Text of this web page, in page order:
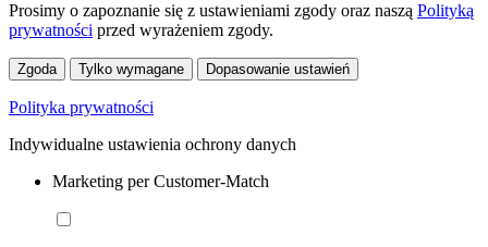
Prosimy o zapoznanie się z ustawieniami zgody oraz naszą Polityką
prywatności przed wyrażeniem zgody.
Zgoda Tylko wymagane Dopasowanie ustawień
Polityka prywatności
Indywidualne ustawienia ochrony danych
Marketing per Customer-Match